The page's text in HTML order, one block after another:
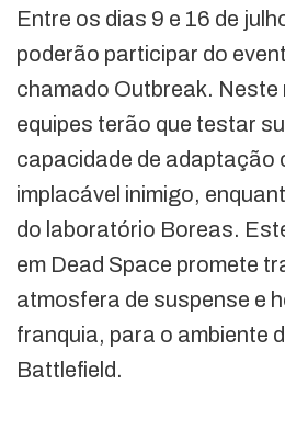
Entre os dias 9 e 16 de
poderão participar do
chamado Outbreak.
equipes terão que testar
capacidade de adaptação
implacável inimigo,
do laboratório Boreas.
em Dead Space promete
atmosfera de suspense e
franquia, para o ambiente
Battlefield.